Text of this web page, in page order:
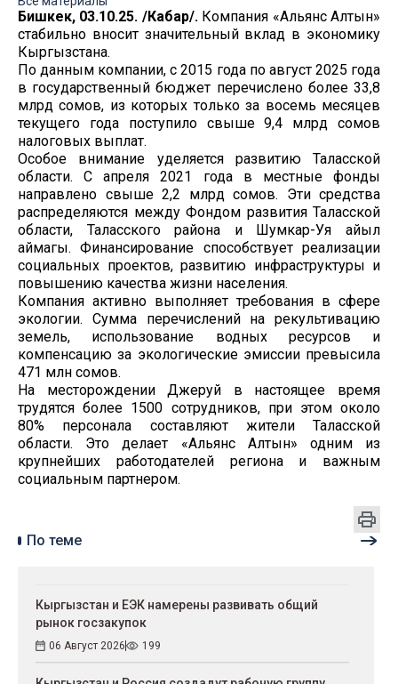
Бишкек, 03.10.25. /Кабар/.Компания «Альянс Алтын»
стабильно вносит значительный вклад в экономику
Кыргызстана.
По данным компании, с 2015 года по август 2025 года
в государственный бюджет перечислено более 33,8
млрд сомов, из которых только за восемь месяцев
текущего года поступило свыше 9,4 млрд сомов
налоговых выплат.
Особое внимание уделяется развитию Таласской
области. С апреля 2021 года в местные фонды
направлено свыше 2,2 млрд сомов. Эти средства
распределяются между Фондом развития Таласской
области, Таласского района и Шумкар-Уя айыл
аймагы. Финансирование способствует реализации
социальных проектов, развитию инфраструктуры и
повышению качества жизни населения.
Компания активно выполняет требования в сфере
экологии. Сумма перечислений на рекультивацию
земель, использование водных ресурсов и
компенсацию за экологические эмиссии превысила
471 млн сомов.
На месторождении Джеруй в настоящее время
трудятся более 1500 сотрудников, при этом около
80% персонала составляют жители Таласской
области. Это делает «Альянс Алтын» одним из
крупнейших работодателей региона и важным
социальным партнером.
По теме
Кыргызстан и ЕЭК намерены развивать общий
рынок госзакупок
06 Август 2026 199